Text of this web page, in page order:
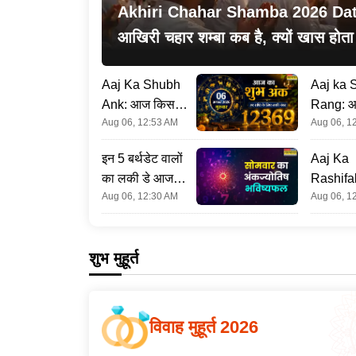
Akhiri Chahar Shamba 2026
आखिरी चहार शम्बा कब है, क्यों खास
महीने का आखिरी बुधवार
Aaj Ka Shubh
Ank: आज किस
अंक से मिल सकता
है भाग्य का साथ,
जानें क्या है आपका
लकी नंबर
Aug 06, 12:53 AM
Aaj ka
Rang:
रंग के
रहेगा
राशि के
आज का
कलर
Aug 06,
इन 5 बर्थडेट वालों
का लकी डे आज,
अंकफल से जानिए
आपके लिए कैसा
Aug 06, 12:30 AM
Aaj Ka
होगी इन 7
की बंपर
Aug 06,
शुभ मुहूर्त
विवाह मुहूर्त 2026